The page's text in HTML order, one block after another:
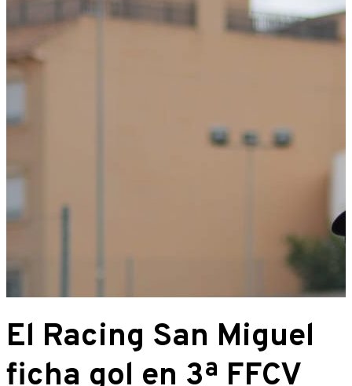
El Racing San Miguel
ficha gol en 3ª FFCV